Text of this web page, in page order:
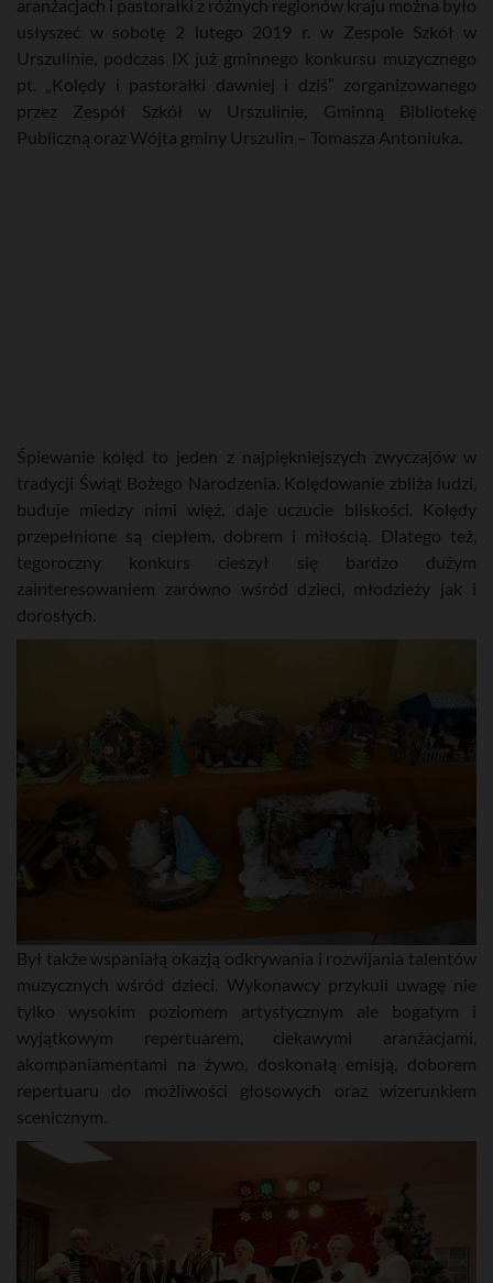
aranżacjach i pastorałki z różnych regionów kraju można było
usłyszeć w sobotę 2 lutego 2019 r. w Zespole Szkół w
Urszulinie, podczas IX już gminnego konkursu muzycznego
pt. „Kolędy i pastorałki dawniej i dziś” zorganizowanego
przez Zespół Szkół w Urszulinie, Gminną Bibliotekę
Publiczną oraz Wójta gminy Urszulin – Tomasza Antoniuka.
Śpiewanie kolęd to jeden z najpiękniejszych zwyczajów w
tradycji Świąt Bożego Narodzenia. Kolędowanie zbliża ludzi,
buduje miedzy nimi więź, daje uczucie bliskości. Kolędy
przepełnione są ciepłem, dobrem i miłością. Dlatego też,
tegoroczny konkurs cieszył się bardzo dużym
zainteresowaniem zarówno wśród dzieci, młodzieży jak i
dorosłych.
Był także wspaniałą okazją odkrywania i rozwijania talentów
muzycznych wśród dzieci. Wykonawcy przykuli uwagę nie
tylko wysokim poziomem artystycznym ale bogatym i
wyjątkowym repertuarem, ciekawymi aranżacjami,
akompaniamentami na żywo, doskonałą emisją, doborem
repertuaru do możliwości głosowych oraz wizerunkiem
scenicznym.